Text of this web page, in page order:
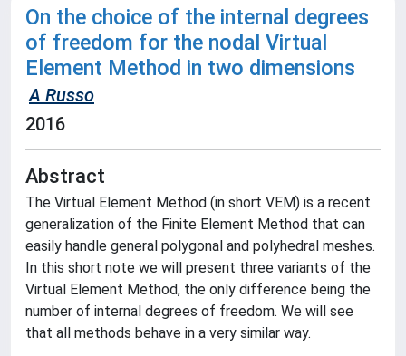
On the choice of the internal degrees
of freedom for the nodal Virtual
Element Method in two dimensions
A Russo
2016
Abstract
The Virtual Element Method (in short VEM) is a recent
generalization of the Finite Element Method that can
easily handle general polygonal and polyhedral meshes.
In this short note we will present three variants of the
Virtual Element Method, the only difference being the
number of internal degrees of freedom. We will see
that all methods behave in a very similar way.